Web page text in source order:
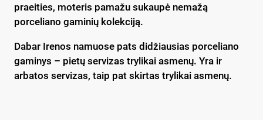
praeities, moteris pamažu sukaupė nemažą
porceliano gaminių kolekciją.
Dabar Irenos namuose pats didžiausias porceliano
gaminys – pietų servizas trylikai asmenų. Yra ir
arbatos servizas, taip pat skirtas trylikai asmenų.